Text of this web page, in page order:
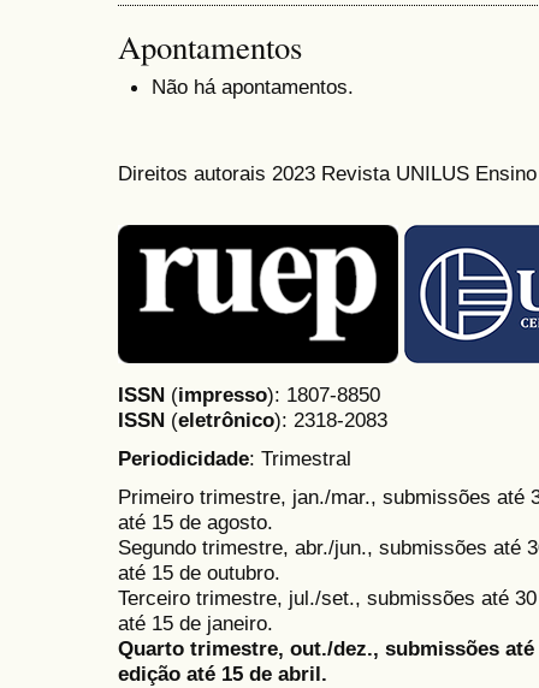
Apontamentos
Não há apontamentos.
Direitos autorais 2023 Revista UNILUS
ISSN (impresso): 1807-8850
ISSN (eletrônico): 2318-2083
Periodicidade: Trimestral
Primeiro trimestre, jan./mar., submissões até
até 15 de agosto.
Segundo trimestre, abr./jun., submissões até
até 15 de outubro.
Terceiro trimestre, jul./set., submissões até
até 15 de janeiro.
Quarto trimestre, out./dez., submissões
edição até 15 de abril.